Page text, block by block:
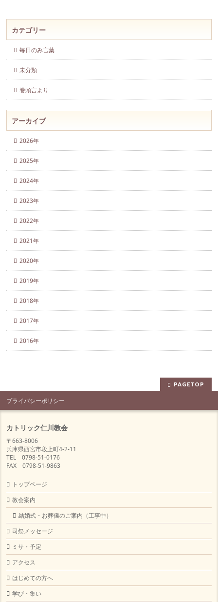
カテゴリー
毎日のみ言葉
未分類
巻頭言より
アーカイブ
2026年
2025年
2024年
2023年
2022年
2021年
2020年
2019年
2018年
2017年
2016年
PAGETOP
プライバシーポリシー
カトリック仁川教会
〒663-8006
兵庫県西宮市段上町4-2-11
TEL 0798-51-0176
FAX 0798-51-9863
トップページ
教会案内
結婚式・お葬儀のご案内（工事中）
司祭メッセージ
ミサ・予定
アクセス
はじめての方へ
学び・集い